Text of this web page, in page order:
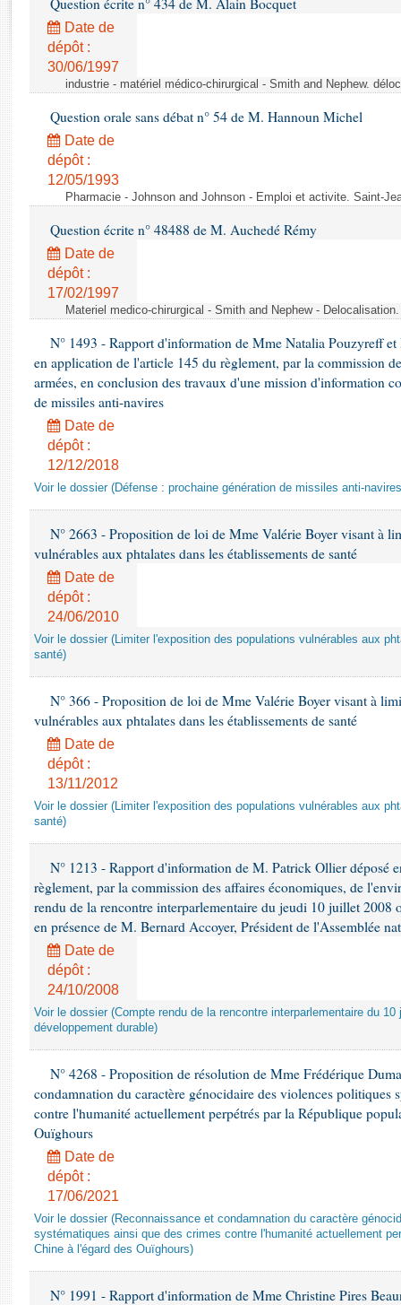
Rapports d'enquête
Rapports législatifs
Rapports sur l'application des lois
Baromètre de l’application des lois
Dossiers législatifs
Budget et sécurité sociale
Questions écrites et orales
Comptes rendus des débats
Question écrite n° 434 de M. Alain Bocquet
Date de
dépôt :
30/06/1997
industrie - matériel médico-chirurgical - Smith and Nephew.
Question orale sans débat n° 54 de M. Hannoun Michel
Date de
dépôt :
12/05/1993
Pharmacie - Johnson and Johnson - Emploi et activite. Saint-
Question écrite n° 48488 de M. Auchedé Rémy
Date de
dépôt :
17/02/1997
Materiel medico-chirurgical - Smith and Nephew -
N° 1493 - Rapport d'information de Mme Natalia Pouzyreff
en application de l'article 145 du règlement, par la commission
armées, en conclusion des travaux d'une mission d'information
de missiles anti-navires
Date de
dépôt :
12/12/2018
Voir le dossier (Défense : prochaine génération de missiles anti-
N° 2663 - Proposition de loi de Mme Valérie Boyer visant à
vulnérables aux phtalates dans les établissements de santé
Date de
dépôt :
24/06/2010
Voir le dossier (Limiter l'exposition des populations vulnérables aux
santé)
N° 366 - Proposition de loi de Mme Valérie Boyer visant à
vulnérables aux phtalates dans les établissements de santé
Date de
dépôt :
13/11/2012
Voir le dossier (Limiter l'exposition des populations vulnérables aux
santé)
N° 1213 - Rapport d'information de M. Patrick Ollier déposé
règlement, par la commission des affaires économiques, de
rendu de la rencontre interparlementaire du jeudi 10 juillet 2008
en présence de M. Bernard Accoyer, Président de l'Assemblée
Date de
dépôt :
24/10/2008
Voir le dossier (Compte rendu de la rencontre interparlementaire du
développement durable)
N° 4268 - Proposition de résolution de Mme Frédérique
condamnation du caractère génocidaire des violences politiques
contre l'humanité actuellement perpétrés par la République
Ouïghours
Date de
dépôt :
17/06/2021
Voir le dossier (Reconnaissance et condamnation du caractère
systématiques ainsi que des crimes contre l'humanité actuellement
Chine à l'égard des Ouïghours)
N° 1991 - Rapport d'information de Mme Christine Pires